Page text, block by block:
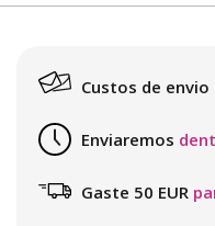
Custos de envio
Enviaremos
Gaste 50 EUR